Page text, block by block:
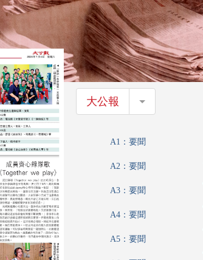
大公報 大公報
A1：要聞
A2：要聞
A3：要聞
A4：要聞
A5：要聞